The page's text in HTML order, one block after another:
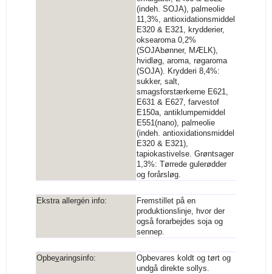
(indeh. SOJA), palmeolie
11,3%, antioxidationsmiddel
E320 & E321, krydderier,
oksearoma 0,2%
(SOJAbønner, MÆLK),
hvidløg, aroma, røgaroma
(SOJA). Krydderi 8,4%:
sukker, salt,
smagsforstærkerne E621,
E631 & E627, farvestof
E150a, antiklumpemiddel
E551(nano), palmeolie
(indeh. antioxidationsmiddel
E320 & E321),
tapiokastivelse. Grøntsager
1,3%: Tørrede gulerødder
og forårsløg.
Ekstra allergén info:
Fremstillet på en
produktionslinje, hvor der
også forarbejdes soja og
sennep.
Opbevaringsinfo:
Opbevares koldt og tørt og
undgå direkte sollys.